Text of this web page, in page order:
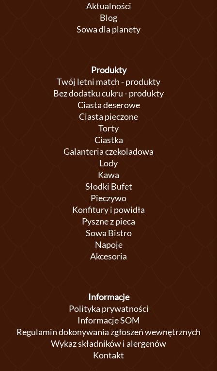
Aktualności
Blog
Sowa dla planety
Produkty
Twój letni match - produkty
Bez dodatku cukru - produkty
Ciasta deserowe
Ciasta pieczone
Torty
Ciastka
Galanteria czekoladowa
Lody
Kawa
Słodki Bufet
Pieczywo
Konfitury i powidła
Pyszne z pieca
Sowa Bistro
Napoje
Akcesoria
Informacje
Polityka prywatności
Informacje SOM
Regulamin dokonywania zgłoszeń wewnętrznych
Wykaz składników i alergenów
Kontakt